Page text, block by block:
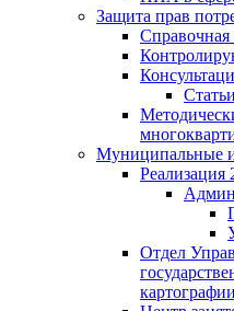
Защита прав
Статьи
Муниципальные и
Реализация
Отдел
картографии